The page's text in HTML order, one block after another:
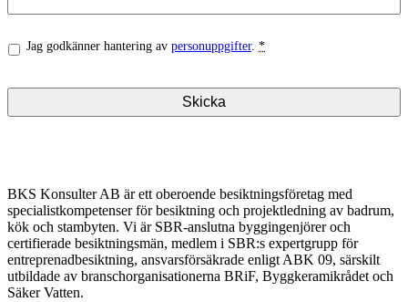
Integritet *
Jag godkänner hantering av personuppgifter. *
BKS Konsulter AB är ett oberoende besiktningsföretag med
specialistkompetenser för besiktning och projektledning av badrum,
kök och stambyten. Vi är SBR-anslutna byggingenjörer och
certifierade besiktningsmän, medlem i SBR:s expertgrupp för
entreprenadbesiktning, ansvarsförsäkrade enligt ABK 09, särskilt
utbildade av branschorganisationerna BRiF, Byggkeramikrådet och
Säker Vatten.